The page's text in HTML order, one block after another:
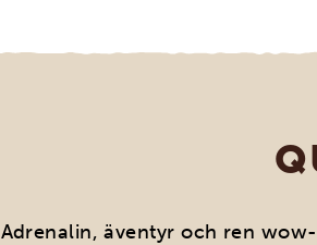
Adrenalin, äventyr och ren